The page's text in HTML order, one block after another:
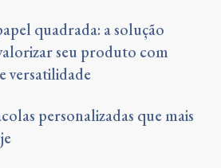
quadrada: a solução
seu produto com
versatilidade
personalizadas que mais